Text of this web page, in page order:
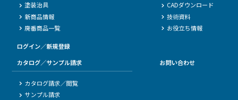
塗装治具
新商品情報
廃番商品一覧
ログイン／新規登録
CADダウンロード
技術資料
お役立ち情報
カタログ／サンプル請求
カタログ請求／閲覧
サンプル請求
お問い合わせ